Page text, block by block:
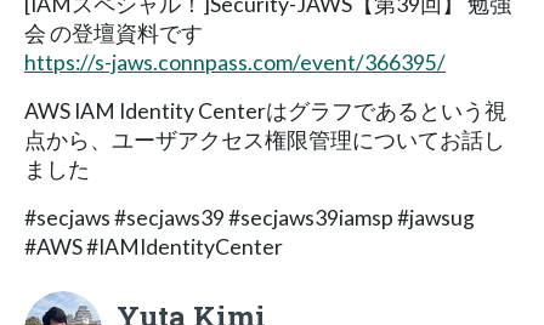
会 の登壇資料です
https://s-jaws.connpass.com/event/366395/
AWS IAM Identity Centerはグラフであるという視
点から、ユーザアクセス権限管理についてお話し
ました
#secjaws #secjaws39 #secjaws39iamsp #jawsug
#AWS #IAMIdentityCenter
Yuta Kimi